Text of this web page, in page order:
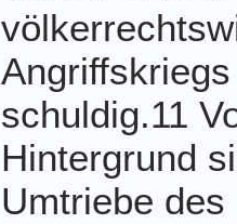
schuldig.11
Hintergrund
Umtriebe